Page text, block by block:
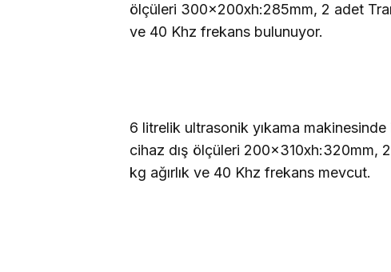
ölçüleri 300x200xh:285mm, 2 adet
ve 40 Khz frekans bulunuyor.
6 litrelik ultrasonik yıkama
cihaz dış ölçüleri 200x310xh:320mm,
kg ağırlık ve 40 Khz frekans mevcut.